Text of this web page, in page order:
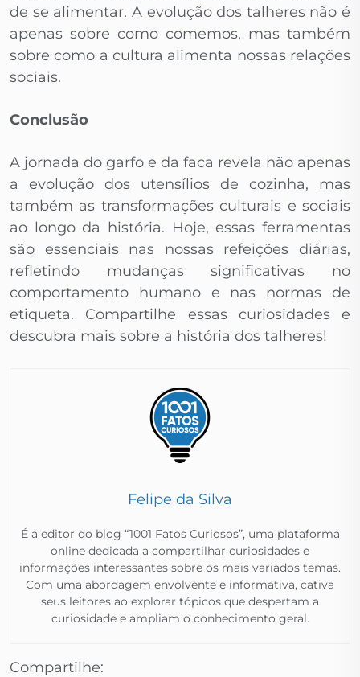
de se alimentar. A evolução dos talheres não é
apenas sobre como comemos, mas também
sobre como a cultura alimenta nossas relações
sociais.
Conclusão
A jornada do garfo e da faca revela não apenas
a evolução dos utensílios de cozinha, mas
também as transformações culturais e sociais
ao longo da história. Hoje, essas ferramentas
são essenciais nas nossas refeições diárias,
refletindo mudanças significativas no
comportamento humano e nas normas de
etiqueta. Compartilhe essas curiosidades e
descubra mais sobre a história dos talheres!
Felipe da Silva
É a editor do blog “1001 Fatos Curiosos”, uma plataforma
online dedicada a compartilhar curiosidades e
informações interessantes sobre os mais variados temas.
Com uma abordagem envolvente e informativa, cativa
seus leitores ao explorar tópicos que despertam a
curiosidade e ampliam o conhecimento geral.​
Compartilhe: